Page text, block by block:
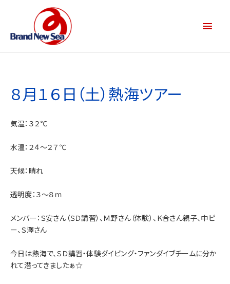
８月１６日（土）熱海ツアー
気温：３２℃
水温：２４～２７℃
天候：晴れ
透明度：３～８ｍ
メンバー：Ｓ安さん（ＳＤ講習）、Ｍ野さん（体験）、Ｋ合さん親子、中ピ
ー、Ｓ澤さん
今日は熱海で、ＳＤ講習・体験ダイビング・ファンダイブチームに分か
れて潜ってきましたぁ☆